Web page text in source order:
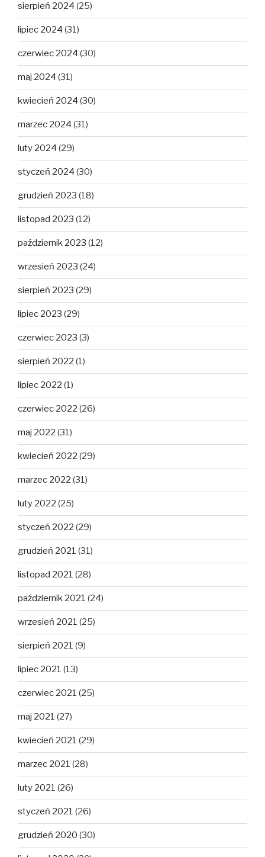
sierpień 2024 (25)
lipiec 2024 (31)
czerwiec 2024 (30)
maj 2024 (31)
kwiecień 2024 (30)
marzec 2024 (31)
luty 2024 (29)
styczeń 2024 (30)
grudzień 2023 (18)
listopad 2023 (12)
październik 2023 (12)
wrzesień 2023 (24)
sierpień 2023 (29)
lipiec 2023 (29)
czerwiec 2023 (3)
sierpień 2022 (1)
lipiec 2022 (1)
czerwiec 2022 (26)
maj 2022 (31)
kwiecień 2022 (29)
marzec 2022 (31)
luty 2022 (25)
styczeń 2022 (29)
grudzień 2021 (31)
listopad 2021 (28)
październik 2021 (24)
wrzesień 2021 (25)
sierpień 2021 (9)
lipiec 2021 (13)
czerwiec 2021 (25)
maj 2021 (27)
kwiecień 2021 (29)
marzec 2021 (28)
luty 2021 (26)
styczeń 2021 (26)
grudzień 2020 (30)